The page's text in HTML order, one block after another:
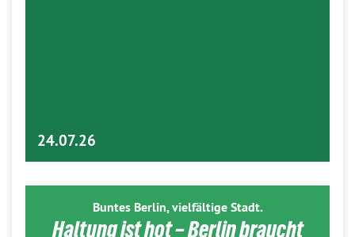
24.07.26
Buntes Berlin, vielfältige Stadt.
Haltung ist hot – Berlin braucht